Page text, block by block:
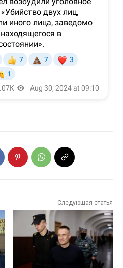
Следующая статья